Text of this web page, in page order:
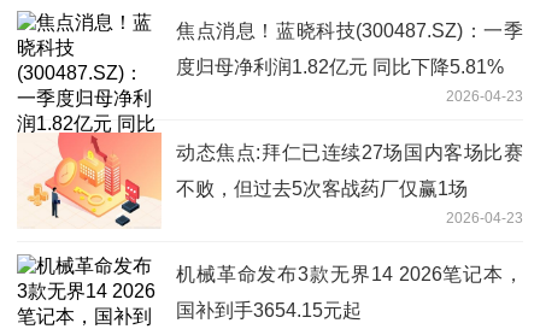
焦点消息！蓝晓科技(300487.SZ)：一季
度归母净利润1.82亿元 同比下降5.81%
2026-04-23
动态焦点:拜仁已连续27场国内客场比赛
不败，但过去5次客战药厂仅赢1场
2026-04-23
机械革命发布3款无界14 2026笔记本，
国补到手3654.15元起